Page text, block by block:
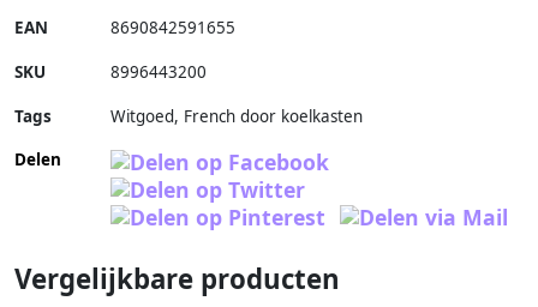
EAN 8690842591655
SKU 8996443200
Tags
Witgoed, French door koelkasten
Delen
Vergelijkbare producten